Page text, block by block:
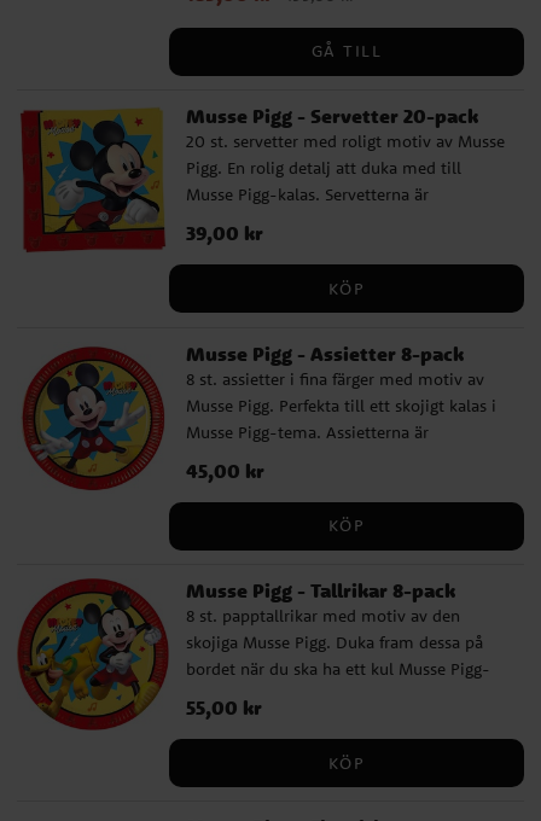
och servetter (33 x 33 cm) för 8 eller 16
personer. Dessutom ingår 10 gula och 10
ljusblå ballonger som skapar en lekfull och
x 274 cm) som gör dukningen komplett.
Komplettera gärna ditt Musse Pigg-
kalaspaket med kalaspåsar, partyboxar,
godis, småleksaker och andra Musse Pigg-
dekorationer. Gör barnkalaset extra roligt
med våra baktillbehör och skapa en dag
GÅ TILL
Musse Pigg - Servetter 20-pack
20 st. servetter med roligt motiv av Musse
Pigg. En rolig detalj att duka med till
Musse Pigg-kalas. Servetterna är
tillverkade av miljövänligt FSC-certifierat
papper, har två lager och är ca 33 x 33 cm
Pris:39,00 kr
39,00 kr
KÖP
Musse Pigg - Assietter 8-pack
8 st. assietter i fina färger med motiv av
Musse Pigg. Perfekta till ett skojigt kalas i
Musse Pigg-tema. Assietterna är
tillverkade av FSC-certifierat, miljövänligt
papper och har en diameter på 19,5 cm.
Pris:45,00 kr
45,00 kr
KÖP
Musse Pigg - Tallrikar 8-pack
8 st. papptallrikar med motiv av den
skojiga Musse Pigg. Duka fram dessa på
bordet när du ska ha ett kul Musse Pigg-
kalas med dina vänner. Tallrikarna är
tillverkade av miljövänligt FSC-certifierat
Pris:55,00 kr
55,00 kr
KÖP